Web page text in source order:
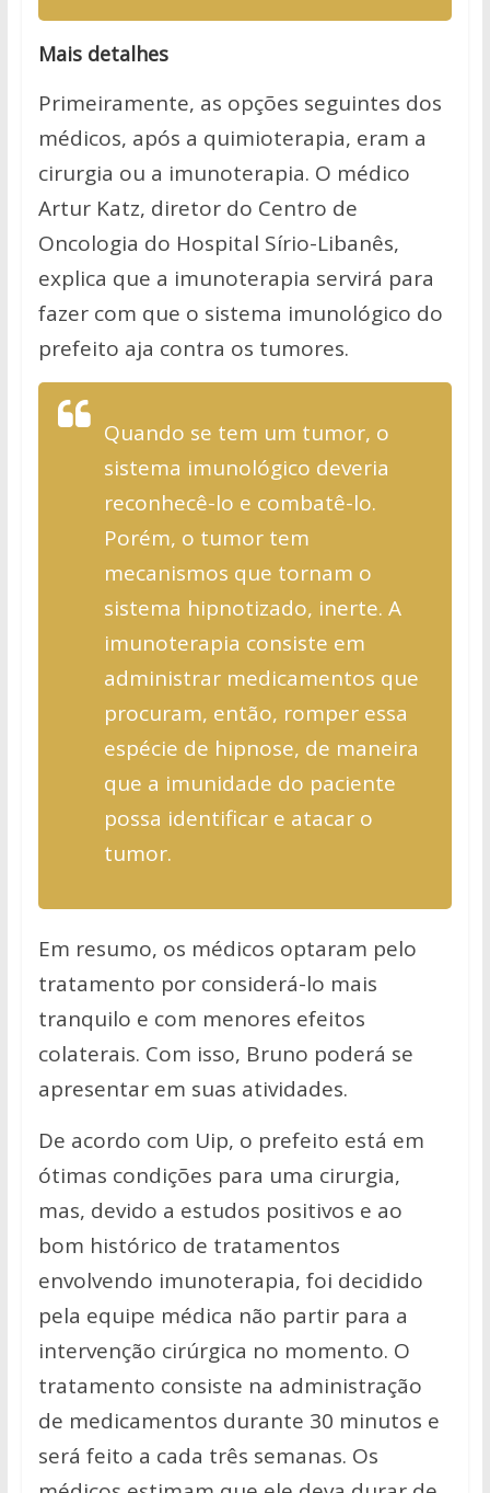
Mais detalhes
Primeiramente, as opções seguintes dos
médicos, após a quimioterapia, eram a
cirurgia ou a imunoterapia. O médico
Artur Katz, diretor do Centro de
Oncologia do Hospital Sírio-Libanês,
explica que a imunoterapia servirá para
fazer com que o sistema imunológico do
prefeito aja contra os tumores.
Quando se tem um tumor, o
sistema imunológico deveria
reconhecê-lo e combatê-lo.
Porém, o tumor tem
mecanismos que tornam o
sistema hipnotizado, inerte. A
imunoterapia consiste em
administrar medicamentos que
procuram, então, romper essa
espécie de hipnose, de maneira
que a imunidade do paciente
possa identificar e atacar o
tumor.
Em resumo, os médicos optaram pelo
tratamento por considerá-lo mais
tranquilo e com menores efeitos
colaterais. Com isso, Bruno poderá se
apresentar em suas atividades.
De acordo com Uip, o prefeito está em
ótimas condições para uma cirurgia,
mas, devido a estudos positivos e ao
bom histórico de tratamentos
envolvendo imunoterapia, foi decidido
pela equipe médica não partir para a
intervenção cirúrgica no momento. O
tratamento consiste na administração
de medicamentos durante 30 minutos e
será feito a cada três semanas. Os